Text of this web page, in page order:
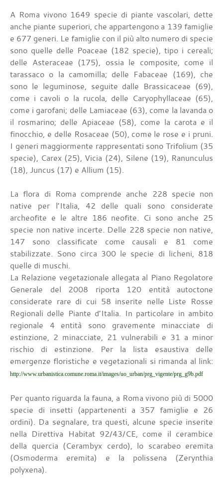
A Roma vivono 1649 specie di piante vascolari, dette
anche piante superiori, che appartengono a 139 famiglie
e 677 generi. Le famiglie con il più alto numero di specie
sono quelle delle Poaceae (182 specie), tipo i cereali;
delle Asteraceae (175), ossia le composite, come il
tarassaco o la camomilla; delle Fabaceae (169), che
sono le leguminose, seguite dalle Brassicaceae (69),
come i cavoli o la rucola, delle Caryophyllaceae (65),
come i garofani; delle Lamiaceae (63), come la lavanda o
il rosmarino; delle Apiaceae (58), come la carota e il
finocchio, e delle Rosaceae (50), come le rose e i pruni.
I generi maggiormente rappresentati sono Trifolium (35
specie), Carex (25), Vicia (24), Silene (19), Ranunculus
(18), Juncus (17) e Allium (15).
La flora di Roma comprende anche 228 specie non
native per l’Italia, 42 delle quali sono considerate
archeofite e le altre 186 neofite. Ci sono anche 25
specie non native incerte. Delle 228 specie non native,
147 sono classificate come causali e 81 come
stabilizzate. Sono circa 300 le specie di licheni, 818
quelle di muschi.
La Relazione vegetazionale allegata al Piano Regolatore
Generale del 2008 riporta 120 entità autoctone
considerate rare di cui 58 inserite nelle Liste Rosse
Regionali delle Piante d’Italia. In particolare in ambito
regionale 4 entità sono gravemente minacciate di
estinzione, 2 minacciate, 21 vulnerabili e 31 a minor
rischio di estinzione. Per la lista esaustiva delle
emergenze floristiche e vegetazionali si rimanda al link:
http://www.urbanistica.comune.roma.it/images/uo_urban/prg_vigente/prg_g9b.pdf
Per quanto riguarda la fauna, a Roma vivono più di 5000
specie di insetti (appartenenti a 357 famiglie e 26
ordini). Da segnalare, tra questi, alcune specie inserite
nella Direttiva Habitat 92/43/CE, come il cerambice
della quercia (Cerambyx cerdo), lo scarabeo eremita
(Osmoderma eremita) e la polissena (Zerynthia
polyxena).